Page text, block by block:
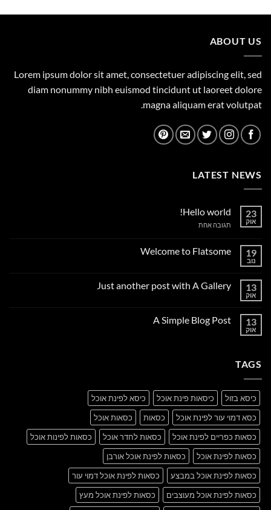
600.00 ₪.
569.00 ₪.
ABOUT US
Lorem ipsum dolor sit amet, consectetuer adipiscing elit, sed
diam nonummy nibh euismod tincidunt ut laoreet dolore
magna aliquam erat volutpat.
LATEST NEWS
23
אוק
Hello world!
תגובה אחתעל
19
נוב
Welcome to Flatsome
Welcome
13
אוק
Just another post with A Gallery
Just
13
אוק
A Simple Blog Post
TAGS
כיסא בזול כיסאות פינת אוכל
כיסא לפינת אוכל
כסא דמוי עור לפינת אוכל
כסאות
כסאות אוכל
כסאות כפריים לפינת אוכל
כסאות לחדר אוכל
כסאות לפינות אוכל
כסאות לפינת אוכל
כסאות לפינת אוכל אורבן
כסאות לפינת אוכל במבצע
כסאות לפינת אוכל דמוי עור
כסאות לפינת אוכל מעוצבים
כסאות לפינת אוכל מעץ